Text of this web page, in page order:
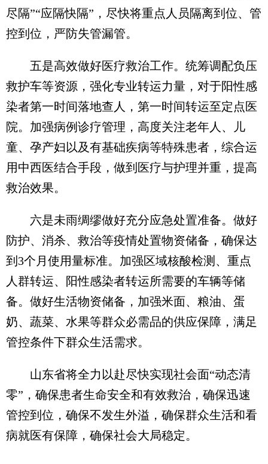
尽隔”“应隔快隔”，尽快将重点人员隔离到位、管
控到位，严防失管漏管。
五是高效做好医疗救治工作。统筹调配负压
救护车等资源，强化专业转运力量，对于阳性感
染者第一时间落地查人，第一时间转运至定点医
院。加强病例诊疗管理，高度关注老年人、儿
童、孕产妇以及有基础疾病等特殊患者，综合运
用中西医结合手段，做到医疗与护理并重，提高
救治效果。
六是未雨绸缪做好充分应急处置准备。做好
防护、消杀、救治等疫情处置物资储备，确保达
到3个月使用量标准。加强区域核酸检测、重点
人群转运、阳性感染者转运所需要的车辆等储
备。做好生活物资储备，加强米面、粮油、蛋
奶、蔬菜、水果等群众必需品的供应保障，满足
管控条件下群众生活需求。
山东省将全力以赴尽快实现社会面“动态清
零”，确保患者生命安全和有效救治，确保迅速
管控到位，确保不发生外溢，确保群众生活和看
病就医有保障，确保社会大局稳定。